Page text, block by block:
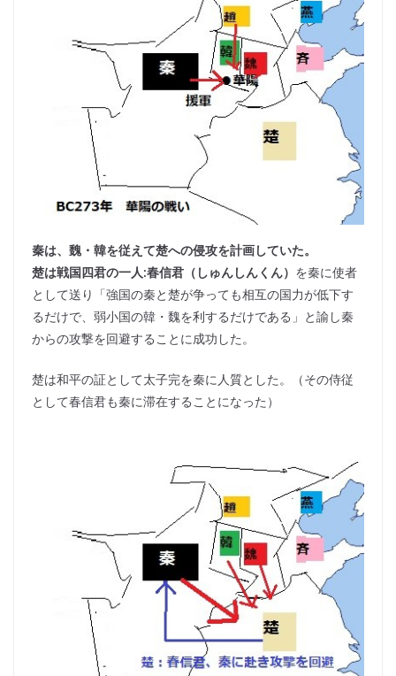
秦は、魏・韓を従えて楚への侵攻を計画していた。
楚は戦国四君の一人:春信君（しゅんしんくん） を秦に使者
として送り「強国の秦と楚が争っても相互の国力が低下す
るだけで、弱小国の韓・魏を利するだけである」と諭し秦
からの攻撃を回避することに成功した。
楚は和平の証として太子完を秦に人質とした。（その侍従
として春信君も秦に滞在することになった）